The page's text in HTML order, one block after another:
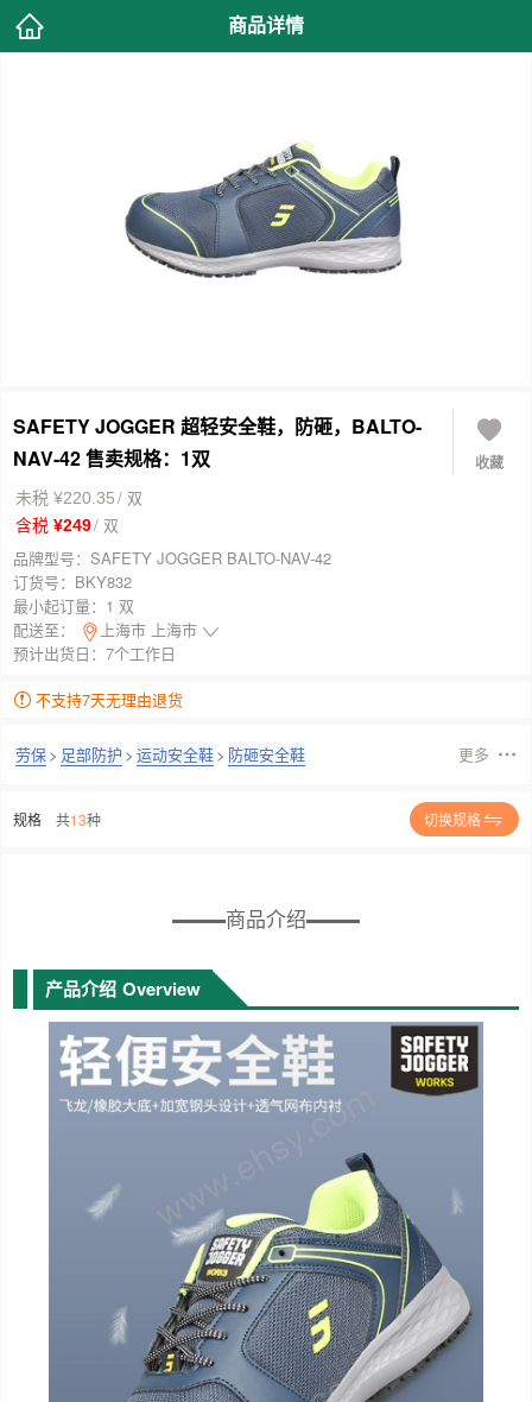
商品详情
SAFETY JOGGER 超轻安全鞋，防砸，BALTO-
NAV-42 售卖规格：1双
收藏
未税 ¥220.35/ 双
含税 ¥249/ 双
品牌型号： SAFETY JOGGER BALTO-NAV-42
订货号： BKY832
最小起订量： 1 双
配送至：
上海市 上海市
预计出货日：7个工作日
不支持7天无理由退货
劳保> 足部防护 > 运动安全鞋> 防砸安全鞋 更多
规格 共13种 切换规格
商品介绍
产品介绍 Overview